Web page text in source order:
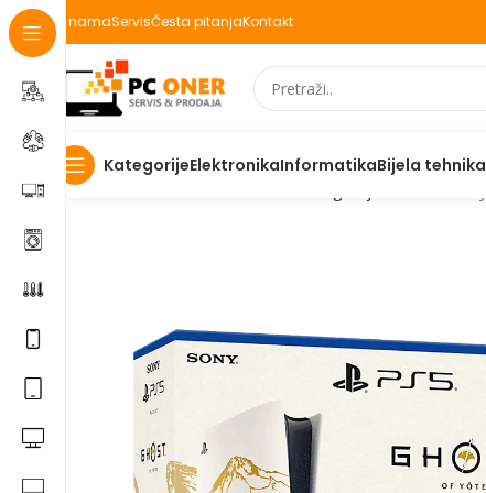
O namaServisČesta pitanjaKontakt
KategorijeElektronikaInformatikaBijela tehnika
Početna